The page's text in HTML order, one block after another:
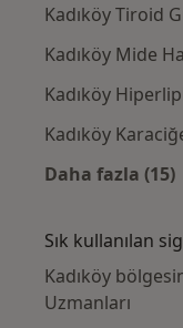
Kadıköy Tiroid
Kadıköy Mide
Kadıköy
Kadıköy
Daha fazla (15)
Sık kullanılan
Kadıköy
Uzmanları